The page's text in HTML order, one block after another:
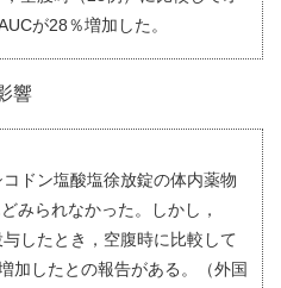
が28％増加した。
響
ドン塩酸塩徐放錠の体内薬物
みられなかった。しかし，
したとき，空腹時に比較して
加したとの報告がある。（外国